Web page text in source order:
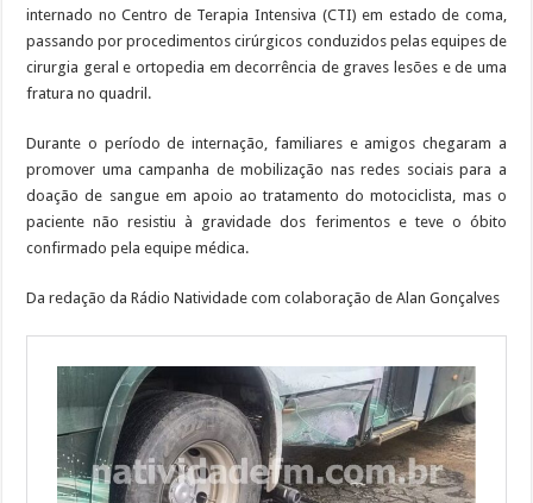
internado no Centro de Terapia Intensiva (CTI) em estado de coma,
passando por procedimentos cirúrgicos conduzidos pelas equipes de
cirurgia geral e ortopedia em decorrência de graves lesões e de uma
fratura no quadril.
Durante o período de internação, familiares e amigos chegaram a
promover uma campanha de mobilização nas redes sociais para a
doação de sangue em apoio ao tratamento do motociclista, mas o
paciente não resistiu à gravidade dos ferimentos e teve o óbito
confirmado pela equipe médica.
Da redação da Rádio Natividade com colaboração de Alan Gonçalves